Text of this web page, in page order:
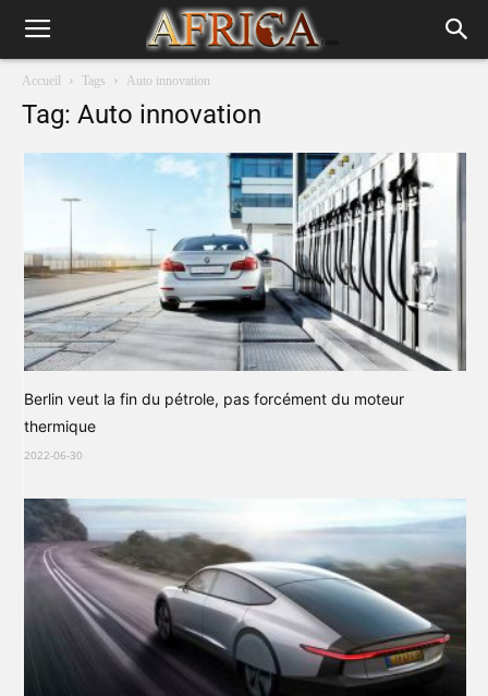
Accueil Tags Auto innovation
Tag: Auto innovation
Berlin veut la fin du pétrole, pas forcément du moteur
thermique
2022-06-30